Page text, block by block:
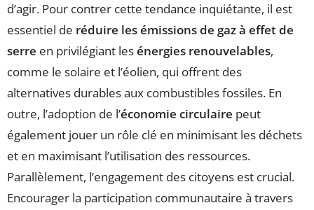
d’agir. Pour contrer cette tendance inquiétante, il est
essentiel de réduire les émissions de gaz à effet de
serre en privilégiant lesénergies renouvelables,
comme le solaire et l’éolien, qui offrent des
alternatives durables aux combustibles fossiles. En
outre, l’adoption de l’économie circulaire peut
également jouer un rôle clé en minimisant les déchets
et en maximisant l’utilisation des ressources.
Parallèlement, l’engagement des citoyens est crucial.
Encourager la participation communautaire à travers